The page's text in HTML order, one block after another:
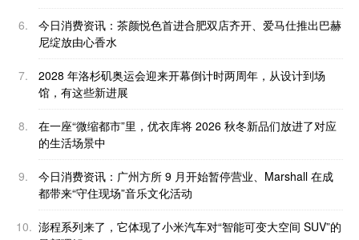
6.
今日消费资讯：茶颜悦色首进合肥双店齐开、爱马仕推出巴赫
尼绽放由心香水
7.
2028 年洛杉矶奥运会迎来开幕倒计时两周年，从设计到场
馆，有这些新进展
8.
在一座“微缩都市”里，优衣库将 2026 秋冬新品们放进了对应
的生活场景中
9.
今日消费资讯：广州方所 9 月开始暂停营业、Marshall 在成
都带来“守住现场”音乐文化活动
10. 澎程系列来了，它体现了小米汽车对“智能可变大空间 SUV”的